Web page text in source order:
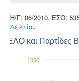
Η/Γ: 06/2010, ΕΣΟ:
Δελτίου
ΕΛΟ και
1050